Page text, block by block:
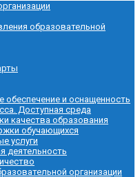
образовательной
обеспечение и оснащенность
Доступная среда
качества образования
обучающихся
услуги
деятельность
организации